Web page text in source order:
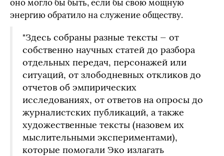
оно могло бы быть, если бы свою мощную
энергию обратило на служение обществу.
"Здесь собраны разные тексты — от
собственно научных статей до разбора
отдельных передач, персонажей или
ситуаций, от злободневных откликов до
отчетов об эмпирических
исследованиях, от ответов на опросы до
журналистских публикаций, а также
художественные тексты (назовем их
мыслительными экспериментами),
которые помогали Эко излагать